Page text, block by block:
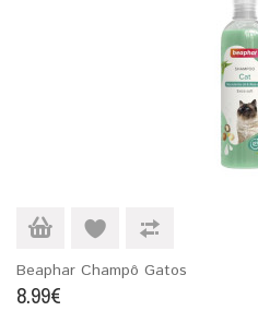
Beaphar Champô Gatos
8.99€